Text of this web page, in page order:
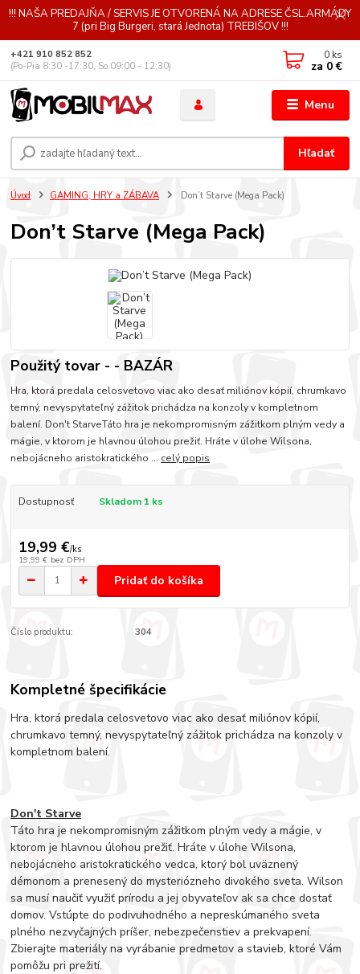
!!! NAŠA PREDAJŇA / SERVIS JE OTVORENÁ NA ADRESE ČSL.ARMÁDY
7 (pri Big Burgeri, stará Jednota) TREBIŠOV !!!
Menu
Hľadať
+421 910 852 852
(Po-Pia 8:30 -17:30, So 09:00 - 12:30)
0 ks
za 0 €
Úvod GAMING, HRY a ZÁBAVA Don’t Starve (Mega Pack)
Don’t Starve (Mega Pack)
Použitý tovar - - BAZÁR
Hra, ktorá predala celosvetovo viac ako desať miliónov kópií, chrumkavo
temný, nevyspytateľný zážitok prichádza na konzoly v kompletnom
balení. Don't StarveTáto hra je nekompromisným zážitkom plným vedy a
mágie, v ktorom je hlavnou úlohou prežiť. Hráte v úlohe Wilsona,
nebojácneho aristokratického ... celý popis
Dostupnosť Skladom 1 ks
19,99 €/ks
19,99 € bez DPH
Pridať do košíka
Číslo produktu: 304
Kompletné špecifikácie
Hra, ktorá predala celosvetovo viac ako desať miliónov kópií,
chrumkavo temný, nevyspytateľný zážitok prichádza na konzoly v
kompletnom balení.
Don't Starve
Táto hra je nekompromisným zážitkom plným vedy a mágie, v
ktorom je hlavnou úlohou prežiť. Hráte v úlohe Wilsona,
nebojácneho aristokratického vedca, ktorý bol uväznený
démonom a prenesený do mysteriózneho divokého sveta. Wilson
sa musí naučiť využiť prírodu a jej obyvateľov ak sa chce dostať
domov. Vstúpte do podivuhodného a nepreskúmaného sveta
plného nezvyčajných príšer, nebezpečenstiev a prekvapení.
Zbierajte materiály na vyrábanie predmetov a stavieb, ktoré Vám
pomôžu pri prežití.